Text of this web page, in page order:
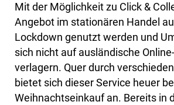
Mit der Möglichkeit zu Click &
Angebot im stationären Handel
Lockdown genutzt werden und
sich nicht auf ausländische
verlagern. Quer durch
bietet sich dieser Service heuer
Weihnachtseinkauf an. Bereits in